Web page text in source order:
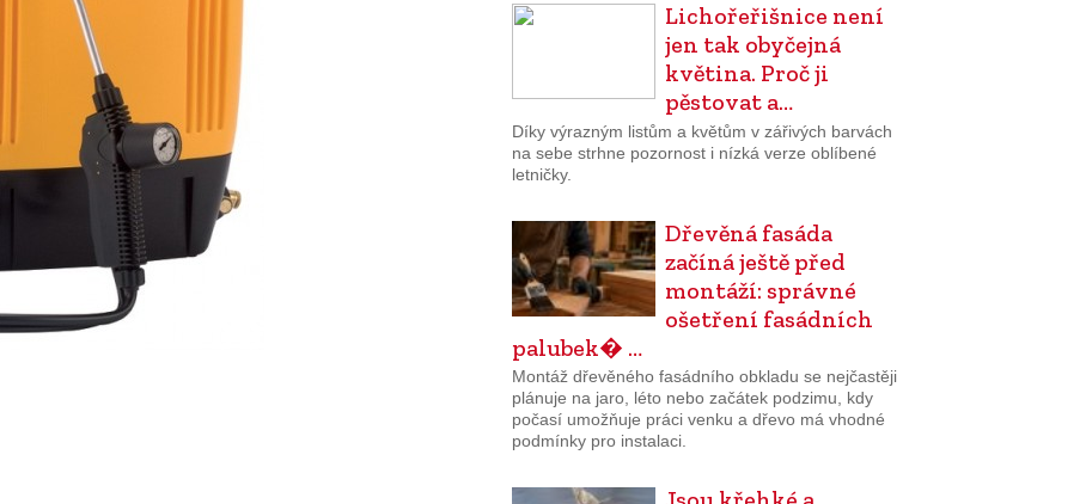
Lichořeřišnice není
jen tak obyčejná
květina. Proč ji
pěstovat a…
Díky výrazným listům a květům v zářivých barvách
na sebe strhne pozornost i nízká verze oblíbené
letničky.
Dřevěná fasáda
začíná ještě před
montáží: správné
ošetření fasádních
palubek� …
Montáž dřevěného fasádního obkladu se nejčastěji
plánuje na jaro, léto nebo začátek podzimu, kdy
počasí umožňuje práci venku a dřevo má vhodné
podmínky pro instalaci.